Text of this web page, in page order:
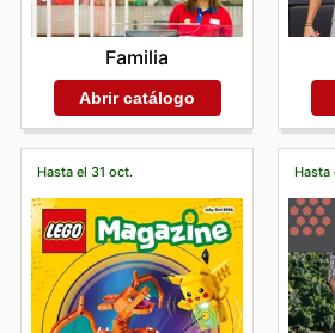
Familia
Abrir catálogo
Hasta el 31 oct. Hasta